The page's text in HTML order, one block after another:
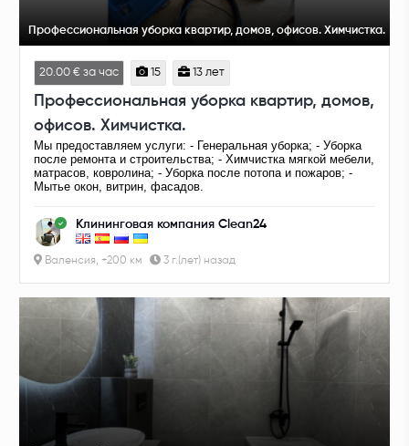
Профессиональная уборка квартир, домов, офисов. Химчистка.
20.00 € за час 15 13 лет
Профессиональная уборка квартир, домов,
офисов. Химчистка.
Мы предоставляем услуги: - Генеральная уборка; - Уборка
после ремонта и строительства; - Химчистка мягкой мебели,
матрасов, ковролина; - Уборка после потопа и пожаров; -
Мытье окон, витрин, фасадов.
Клининговая компания Clean24
Валенсия, +200 км 3 г.(лет) назад